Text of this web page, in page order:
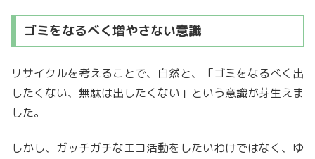
ゴミをなるべく増やさない意識
リサイクルを考えることで、自然と、「ゴミをなるべく出
したくない、無駄は出したくない」という意識が芽生えま
した。
しかし、ガッチガチなエコ活動をしたいわけではなく、ゆ